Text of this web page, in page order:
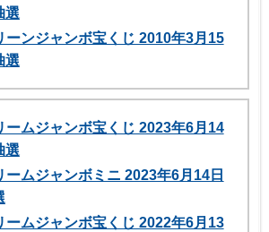
選
ーンジャンボ宝くじ 2010年3月15
選
ームジャンボ宝くじ 2023年6月14
選
ームジャンボミニ 2023年6月14日
ームジャンボ宝くじ 2022年6月13